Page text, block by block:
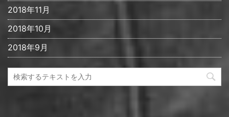
2018年11月
2018年10月
2018年9月